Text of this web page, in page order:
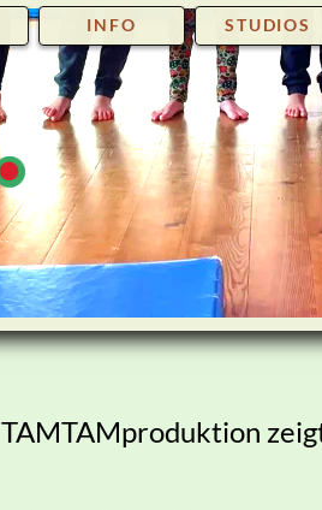
INFO STUDIOS
TAMTAMproduktion